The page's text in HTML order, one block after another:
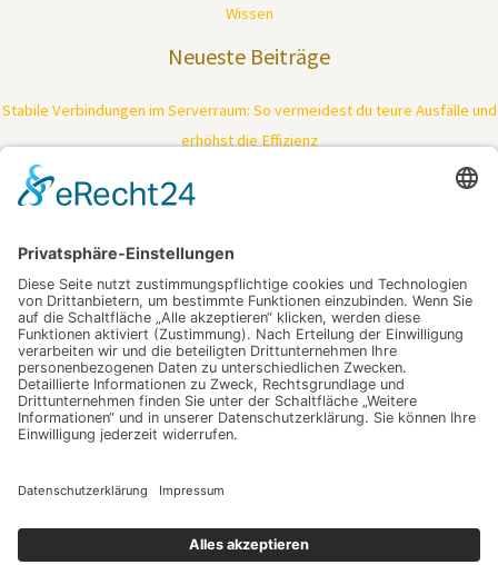
Wissen
Neueste Beiträge
Stabile Verbindungen im Serverraum: So vermeidest du teure Ausfälle und
erhöhst die Effizienz
Tiefenreinigung trifft Kraftpaket: So bringt moderne Technologie deine
Haut zurück in Bestform
Mimik ohne Kompromisse: Wie gezielte Muskelentspannung Falten
sichtbar mildert
Wer alltäglich souverän kommunizieren will, braucht mehr als nur Vokabeln
– der Schlüssel zum nächsten Lebensabschnitt
Schlagwörter